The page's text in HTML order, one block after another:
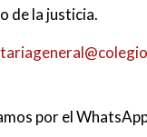
de la justicia.
por el